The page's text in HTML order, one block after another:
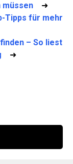
➜
Tipps für mehr
– So liest
➜